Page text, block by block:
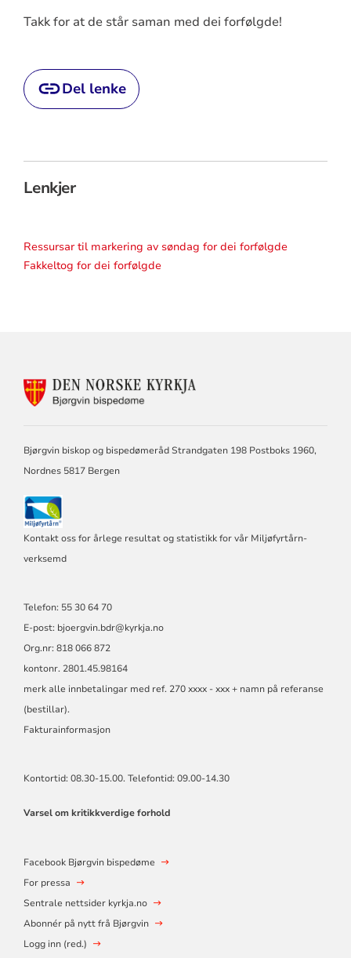
Takk for at de står saman med dei forfølgde!
Del lenke
Lenkjer
Ressursar til markering av søndag for dei forfølgde
Fakkeltog for dei forfølgde
KONTAKTINFORMASJON
Bjørgvin biskop og bispedømeråd Strandgaten 198 Postboks 1960,
Nordnes 5817 Bergen
Kontakt oss for årlege resultat og statistikk for vår Miljøfyrtårn-
verksemd
Telefon: 55 30 64 70
E-post: bjoergvin.bdr@kyrkja.no
Org.nr: 818 066 872
kontonr. 2801.45.98164
merk alle innbetalingar med ref. 270 xxxx - xxx + namn på referanse
(bestillar).
Fakturainformasjon
Kontortid: 08.30-15.00. Telefontid: 09.00-14.30
Varsel om kritikkverdige forhold
Facebook Bjørgvin bispedøme
For pressa
Sentrale nettsider kyrkja.no
Abonnér på nytt frå Bjørgvin
Logg inn (red.)